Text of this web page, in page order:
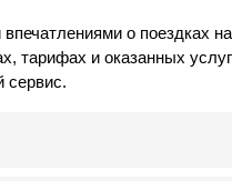
о поездках
тарифах и оказанных
сервис.